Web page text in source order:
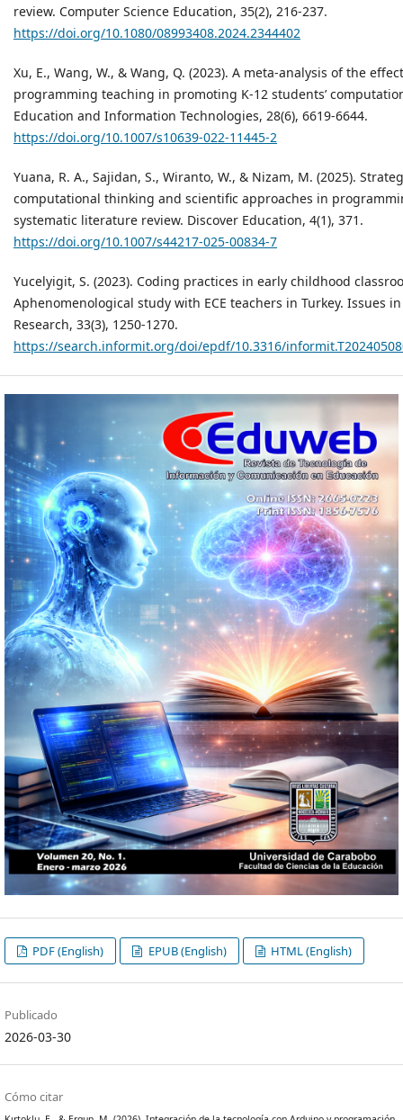
review. Computer Science Education, 35(2), 216-237.
https://doi.org/10.1080/08993408.2024.2344402
Xu, E., Wang, W., & Wang, Q. (2023). A meta-analysis of the
programming teaching in promoting K-12 students’
Education and Information Technologies, 28(6), 6619-6644.
https://doi.org/10.1007/s10639-022-11445-2
Yuana, R. A., Sajidan, S., Wiranto, W., & Nizam, M. (2025).
computational thinking and scientific approaches in
systematic literature review. Discover Education, 4(1), 371.
https://doi.org/10.1007/s44217-025-00834-7
Yucelyigit, S. (2023). Coding practices in early childhood
Aphenomenological study with ECE teachers in Turkey. Issues
Research, 33(3), 1250-1270.
https://search.informit.org/doi/epdf/10.3316/
PDF (English) EPUB (English) HTML (English)
Publicado
2026-03-30
Cómo citar